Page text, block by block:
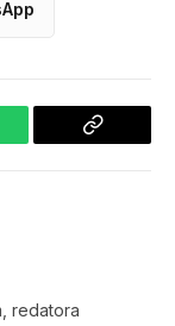
Copy
redatora